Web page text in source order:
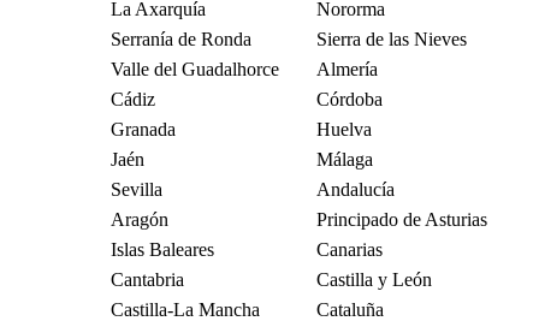
La Axarquía
Nororma
Serranía de Ronda
Sierra de las Nieves
Valle del Guadalhorce
Almería
Cádiz
Córdoba
Granada
Huelva
Jaén
Málaga
Sevilla
Andalucía
Aragón
Principado de Asturias
Islas Baleares
Canarias
Cantabria
Castilla y León
Castilla-La Mancha
Cataluña